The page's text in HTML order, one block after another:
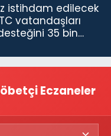
istihdam edilecek
vatandaşları
35 bin
Eczaneler